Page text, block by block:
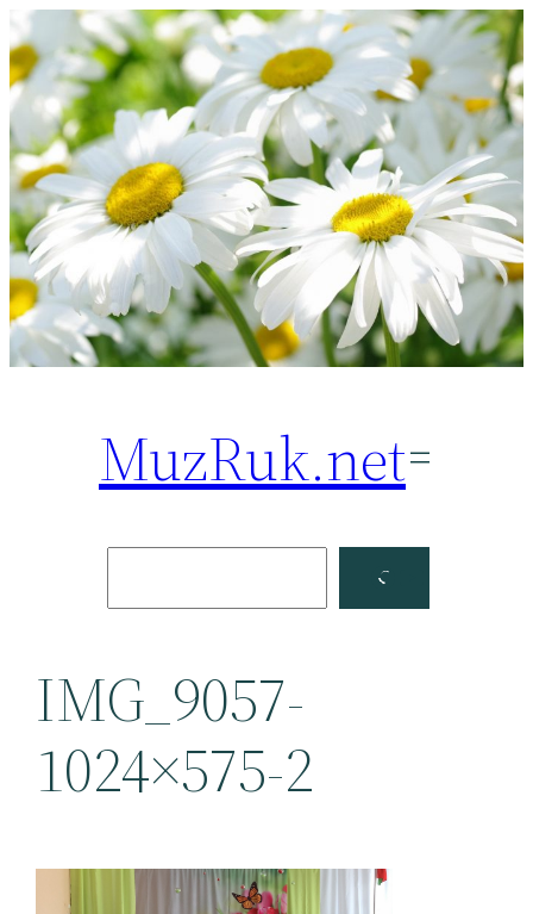
Перейти
к
содержимому
MuzRuk.net
Facebook
IMG_9057-
1024×575-2